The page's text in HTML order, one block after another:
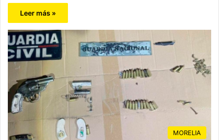
Leer más »
MORELIA